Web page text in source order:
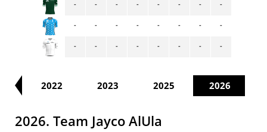
-
-
-
-
-
-
-
-
-
-
-
-
-
-
-
-
-
-
-
-
-
-
-
-
2022 2023 2025 2026
2026. Team Jayco AlUla